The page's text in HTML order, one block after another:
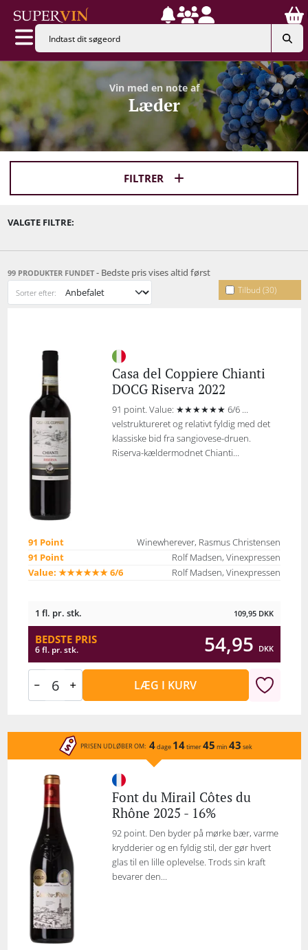
Vin med en note af
Læder
FILTRER
VALGTE FILTRE:
99 PRODUKTER FUNDET - Bedste pris vises altid først
Tilbud (30)
Sorter efter:
Casa del Coppiere Chianti
DOCG Riserva 2022
91 point. Value: ★★★★★★ 6/6 ...
velstruktureret og relativt fyldig med det
klassiske bid fra sangiovese-druen.
Riserva-kældermodnet Chianti...
91 Point
Winewherever, Rasmus Christensen
91 Point
Rolf Madsen, Vinexpressen
Value: ★★★★★★ 6/6
Rolf Madsen, Vinexpressen
1 fl. pr. stk. 109,95 DKK
BEDSTE PRIS
6 fl. pr. stk. 54,95 DKK
LÆG I KURV
PRISEN UDLØBER OM: 4dage 14timer45 min 43 sek
Font du Mirail Côtes du
Rhône 2025 - 16%
92 point. Den byder på mørke bær, varme
krydderier og en fyldig stil, der gør hvert
glas til en lille oplevelse. Trods sin kraft
bevarer den...